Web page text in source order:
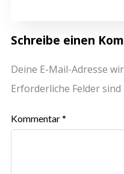
Schreibe einen
Deine E-Mail-Adresse
Erforderliche Felder
Kommentar*